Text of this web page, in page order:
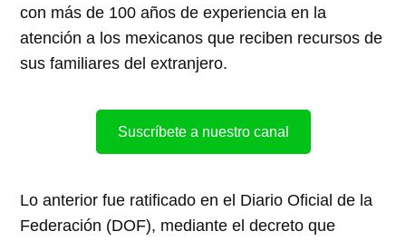
con más de 100 años de experiencia en la
atención a los mexicanos que reciben recursos de
sus familiares del extranjero.
Suscríbete a nuestro canal
Lo anterior fue ratificado en el Diario Oficial de la
Federación (DOF), mediante el decreto que